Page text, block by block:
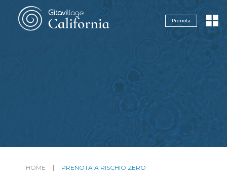
Navigazione servizi
Prenota
HOME PRENOTA A RISCHIO ZERO